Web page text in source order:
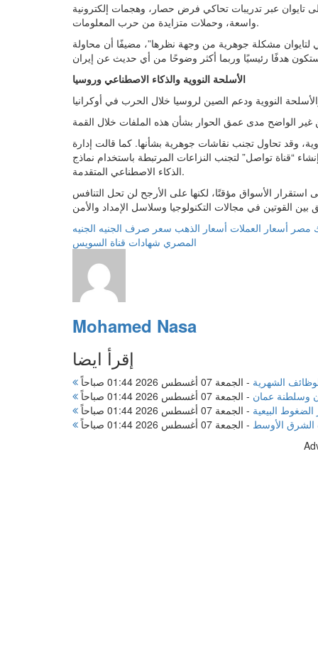
عبر تدريبات تحاكي فرض حصار، وهجمات إلكترونية
واسعة، وحملات متزايدة من حرب المعلومات.
لتايوان مشكلة جوهرية من وجهة نظرها”، مضيفًا أن محاولة
الأسلحة النووية والذكاء الاصطناعي وروسيا
وقد تحاول تجنب نقاشات جوهرية بشأنها. كما قالت إدارة
“قناة تواصل” لتجنب النزاعات المرتبطة باستخدام نماذج
الذكاء الاصطناعي المتقدمة.
الأسواق مؤقتًا، لكنها على الأرجح لن تحل التنافس
مصر أسعار العملات أسعار الذهب سعر صرف الجنيه الجنيه
المصري شهادات قناة السويس
Mohamed Nasa
إقرأ ايضا
الشهرية - الجمعة 07 أغسطس 2026 01:44 صباحاً
وسلطنة عمان - الجمعة 07 أغسطس 2026 01:44 صباحاً
- الجمعة 07 أغسطس 2026 01:44 صباحاً
الشرق الأوسط - الجمعة 07 أغسطس 2026 01:44 صباحاً